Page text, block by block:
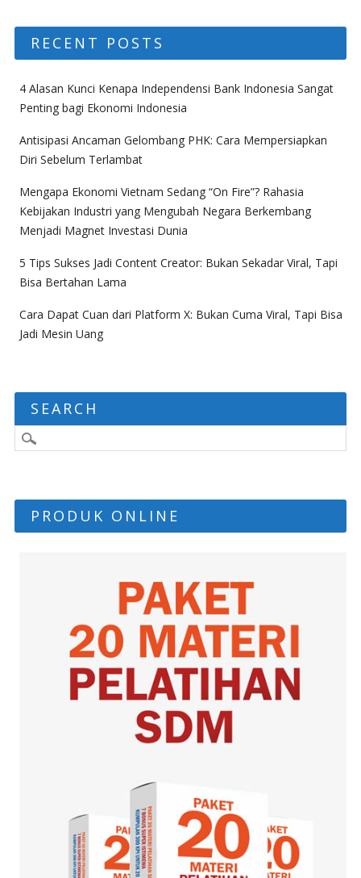
RECENT POSTS
4 Alasan Kunci Kenapa Independensi Bank Indonesia Sangat
Penting bagi Ekonomi Indonesia
Antisipasi Ancaman Gelombang PHK: Cara Mempersiapkan
Diri Sebelum Terlambat
Mengapa Ekonomi Vietnam Sedang “On Fire”? Rahasia
Kebijakan Industri yang Mengubah Negara Berkembang
Menjadi Magnet Investasi Dunia
5 Tips Sukses Jadi Content Creator: Bukan Sekadar Viral, Tapi
Bisa Bertahan Lama
Cara Dapat Cuan dari Platform X: Bukan Cuma Viral, Tapi Bisa
Jadi Mesin Uang
SEARCH
PRODUK ONLINE